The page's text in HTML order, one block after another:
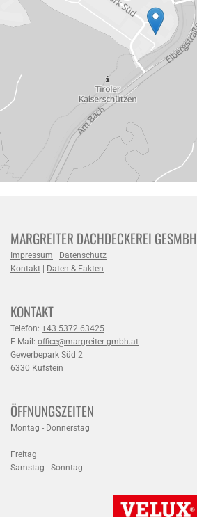
MARGREITER DACHDECKEREI GESMBH
Impressum | Datenschutz
Kontakt | Daten & Fakten
KONTAKT
Telefon: +43 5372 63425
E-Mail: office@margreiter-gmbh.at
Gewerbepark Süd 2
6330 Kufstein
ÖFFNUNGSZEITEN
Montag - Donnerstag
Freitag
Samstag - Sonntag